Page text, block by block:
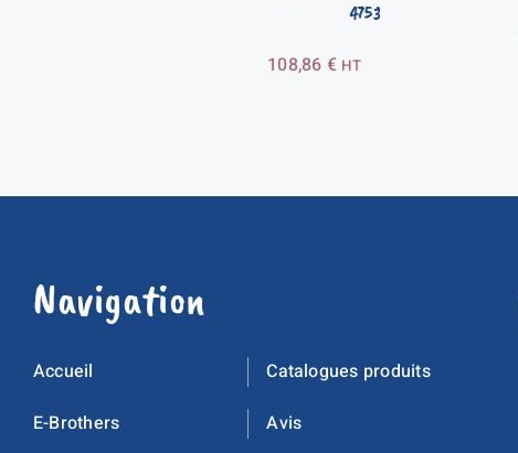
4753
108,86 € HT
Navigation
Accueil
E-Brothers
Catalogues produits
Avis